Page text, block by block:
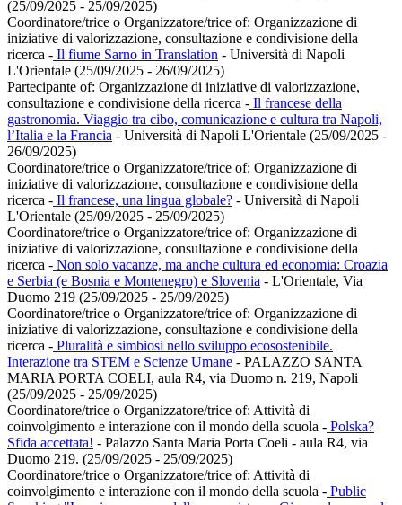
(25/09/2025 - 25/09/2025)
Coordinatore/trice o Organizzatore/trice of: Organizzazione di
iniziative di valorizzazione, consultazione e condivisione della
ricerca - Il fiume Sarno in Translation - Università di Napoli
L'Orientale (25/09/2025 - 26/09/2025)
Partecipante of: Organizzazione di iniziative di valorizzazione,
consultazione e condivisione della ricerca - Il francese della
gastronomia. Viaggio tra cibo, comunicazione e cultura tra Napoli,
l’Italia e la Francia - Università di Napoli L'Orientale (25/09/2025 -
26/09/2025)
Coordinatore/trice o Organizzatore/trice of: Organizzazione di
iniziative di valorizzazione, consultazione e condivisione della
ricerca - Il francese, una lingua globale? - Università di Napoli
L'Orientale (25/09/2025 - 25/09/2025)
Coordinatore/trice o Organizzatore/trice of: Organizzazione di
iniziative di valorizzazione, consultazione e condivisione della
ricerca - Non solo vacanze, ma anche cultura ed economia: Croazia
e Serbia (e Bosnia e Montenegro) e Slovenia - L'Orientale, Via
Duomo 219 (25/09/2025 - 25/09/2025)
Coordinatore/trice o Organizzatore/trice of: Organizzazione di
iniziative di valorizzazione, consultazione e condivisione della
ricerca - Pluralità e simbiosi nello sviluppo ecosostenibile.
Interazione tra STEM e Scienze Umane - PALAZZO SANTA
MARIA PORTA COELI, aula R4, via Duomo n. 219, Napoli
(25/09/2025 - 25/09/2025)
Coordinatore/trice o Organizzatore/trice of: Attività di
coinvolgimento e interazione con il mondo della scuola - Polska?
Sfida accettata! - Palazzo Santa Maria Porta Coeli - aula R4, via
Duomo 219. (25/09/2025 - 25/09/2025)
Coordinatore/trice o Organizzatore/trice of: Attività di
coinvolgimento e interazione con il mondo della scuola - Public